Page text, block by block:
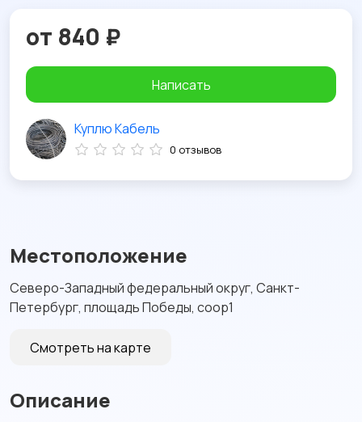
Местоположение
Северо-Западный федеральный округ, Санкт-
Петербург, площадь Победы, соор1
Смотреть на карте
Описание
от 840 ₽
Написать
Куплю Кабель
0 отзывов